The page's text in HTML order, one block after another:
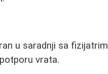
u saradnji sa
vrata.